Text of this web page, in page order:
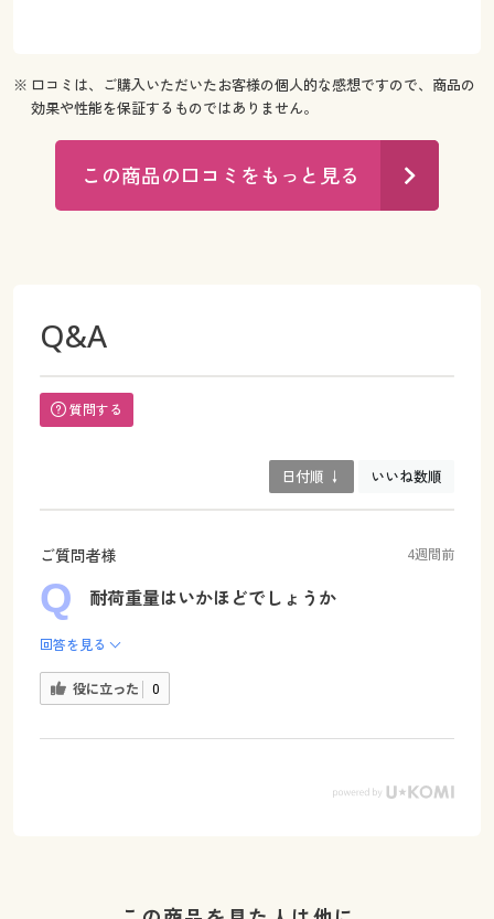
※ 口コミは、ご購入いただいたお客様の個人的な感想ですので、商品の
効果や性能を保証するものではありません。
この商品の口コミをもっと見る
Q&A
質問する
日付順 ↓ いいね数順
ご質問者様 4週間前
耐荷重量はいかほどでしょうか
回答を見る
役に立った 0